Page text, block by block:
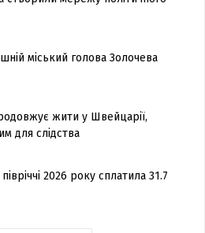
міський голова Золочева
жити у Швейцарії,
для слідства
2026 року сплатила 31.7